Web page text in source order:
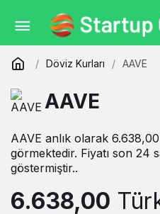
Döviz Kurları AAVE
AAVE
AAVE anlık olarak
görmektedir. Fiyatı son 24
göstermiştir..
6.638,00